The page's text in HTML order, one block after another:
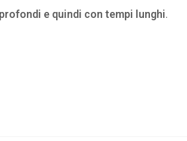
e quindi con tempi lunghi.